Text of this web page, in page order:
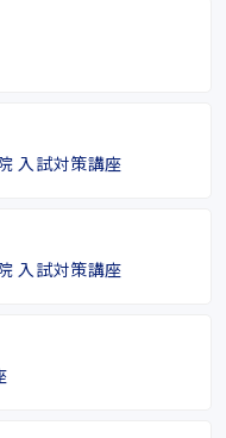
入試対策講座
入試対策講座